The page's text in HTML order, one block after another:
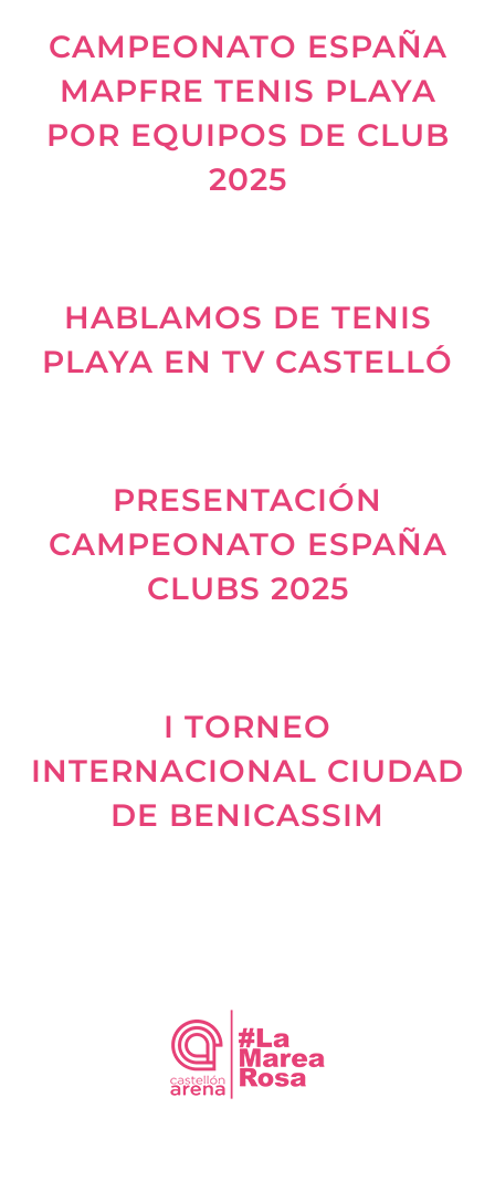
CAMPEONATO ESPAÑA
MAPFRE TENIS PLAYA
POR EQUIPOS DE CLUB
2025
HABLAMOS DE TENIS
PLAYA EN TV CASTELLÓ
PRESENTACIÓN
CAMPEONATO ESPAÑA
CLUBS 2025
I TORNEO
INTERNACIONAL CIUDAD
DE BENICASSIM